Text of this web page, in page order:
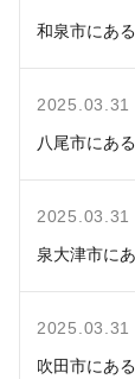
和泉市にあ
2025.03.31
八尾市にあ
2025.03.31
泉大津市に
2025.03.31
吹田市にあ